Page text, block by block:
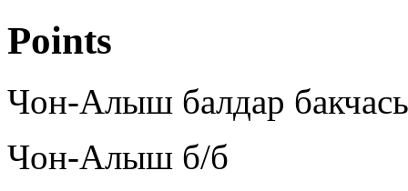
Points
Чон-Алыш балдар
Чон-Алыш б/б